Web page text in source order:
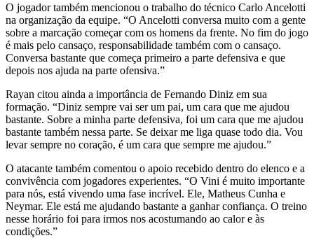
O jogador também mencionou o trabalho do técnico Carlo Ancelotti
na organização da equipe. “O Ancelotti conversa muito com a gente
sobre a marcação começar com os homens da frente. No fim do jogo
é mais pelo cansaço, responsabilidade também com o cansaço.
Conversa bastante que começa primeiro a parte defensiva e que
depois nos ajuda na parte ofensiva.”
Rayan citou ainda a importância de Fernando Diniz em sua
formação. “Diniz sempre vai ser um pai, um cara que me ajudou
bastante. Sobre a minha parte defensiva, foi um cara que me ajudou
bastante também nessa parte. Se deixar me liga quase todo dia. Vou
levar sempre no coração, é um cara que sempre me ajudou.”
O atacante também comentou o apoio recebido dentro do elenco e a
convivência com jogadores experientes. “O Vini é muito importante
para nós, está vivendo uma fase incrível. Ele, Matheus Cunha e
Neymar. Ele está me ajudando bastante a ganhar confiança. O treino
nesse horário foi para irmos nos acostumando ao calor e às
condições.”